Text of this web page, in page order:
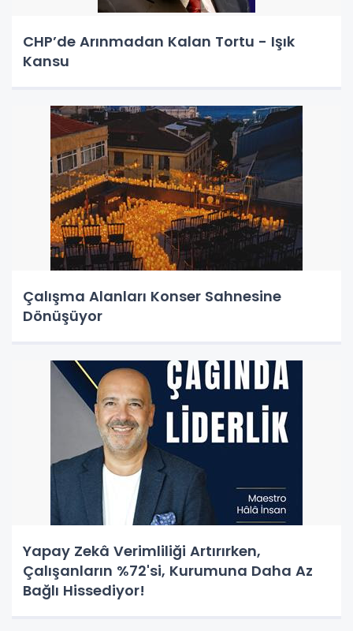
CHP’de Arınmadan Kalan Tortu - Işık
Kansu
Çalışma Alanları Konser Sahnesine
Dönüşüyor
Yapay Zekâ Verimliliği Artırırken,
Çalışanların %72'si, Kurumuna Daha Az
Bağlı Hissediyor!